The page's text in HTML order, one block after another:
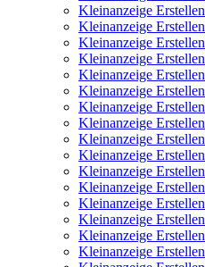
Kleinanzeige Erstellen
Kleinanzeige Erstellen
Kleinanzeige Erstellen
Kleinanzeige Erstellen
Kleinanzeige Erstellen
Kleinanzeige Erstellen
Kleinanzeige Erstellen
Kleinanzeige Erstellen
Kleinanzeige Erstellen
Kleinanzeige Erstellen
Kleinanzeige Erstellen
Kleinanzeige Erstellen
Kleinanzeige Erstellen
Kleinanzeige Erstellen
Kleinanzeige Erstellen
Kleinanzeige Erstellen